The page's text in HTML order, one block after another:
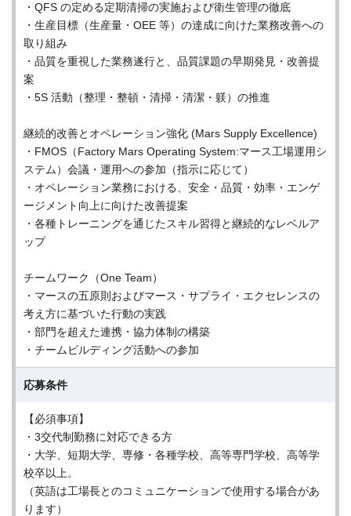
・QFS の定める定期清掃の実施および衛生管理の徹底
・生産目標（生産量・OEE 等）の達成に向けた業務改善への
取り組み
・品質を重視した業務遂行と、品質課題の早期発見・改善提
案
・5S 活動（整理・整頓・清掃・清潔・躾）の推進
継続的改善とオペレーション強化 (Mars Supply Excellence)
・FMOS（Factory Mars Operating System:マース工場運用シ
ステム）会議・運用への参加（指示に応じて）
・オペレーション業務における、安全・品質・効率・エンゲ
ージメント向上に向けた改善提案
・各種トレーニングを通じたスキル習得と継続的なレベルア
ップ
チームワーク（One Team）
・マースの五原則およびマース・サプライ・エクセレンスの
考え方に基づいた行動の実践
・部門を超えた連携・協力体制の構築
・チームビルディング活動への参加
応募条件
【必須事項】
・3交代制勤務に対応できる方
・大学、短期大学、専修・各種学校、高等専門学校、高等学
校卒以上。
（英語は工場長とのコミュニケーションで使用する場合があ
ります）